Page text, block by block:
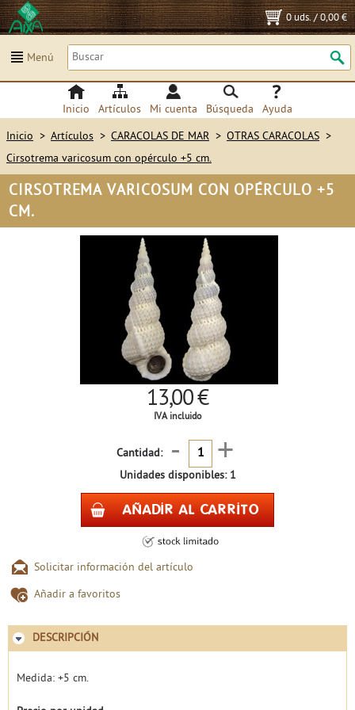
0 uds./0,00 €
Menú
Inicio Artículos Mi cuenta Búsqueda Ayuda
Inicio > Artículos > CARACOLAS DE MAR > OTRAS CARACOLAS >
Cirsotrema varicosum con opérculo +5 cm.
CIRSOTREMA VARICOSUM CON OPÉRCULO +5
CM.
13,00 €
IVA incluido
Cantidad: - +
Unidades disponibles: 1
Solicitar información del artículo
Añadir a favoritos
DESCRIPCIÓN
Medida: +5 cm.